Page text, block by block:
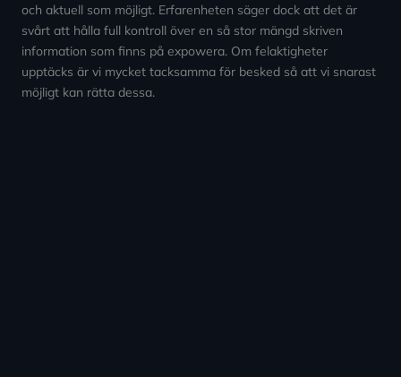
och aktuell som möjligt. Erfarenheten säger dock att det är
svårt att hålla full kontroll över en så stor mängd skriven
information som finns på expowera. Om felaktigheter
upptäcks är vi mycket tacksamma för besked så att vi snarast
möjligt kan rätta dessa.